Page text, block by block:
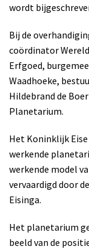
wordt
Bij de
coördinator
Erfgoed,
Waadhoeke,
Hildebrand de
Planetarium.
Het Koninklijk
werkende
werkende model
vervaardigd door
Eisinga.
Het planetarium
beeld van de